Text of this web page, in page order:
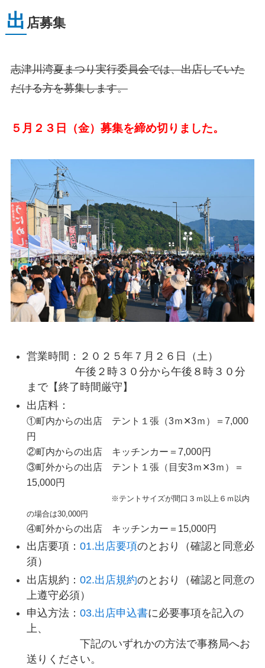
出 店募集
志津川湾夏まつり実行委員会では、出店していた
だける方を募集します。
５月２３日（金）募集を締め切りました。
営業時間：２０２５年７月２６日（土）
午後２時３０分から午後８時３０分
まで【終了時間厳守】
出店料：
①町内からの出店 テント１張（3ｍ✕3ｍ）＝7,000
円
②町内からの出店 キッチンカー＝7,000円
③町外からの出店 テント１張（目安3ｍ✕3ｍ）＝
15,000円
※テントサイズが間口３ｍ以上６ｍ以内
の場合は30,000円
④町外からの出店 キッチンカー＝15,000円
出店要項： 01.出店要項のとおり（確認と同意必
須）
出店規約： 02.出店規約のとおり（確認と同意の
上遵守必須）
申込方法： 03.出店申込書に必要事項を記入の
上、
下記のいずれかの方法で事務局へお
送りください。